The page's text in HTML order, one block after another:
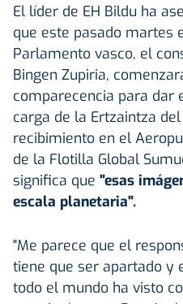
El líder de EH Bildu ha
que este pasado martes
Parlamento vasco, el
Bingen Zupiria,
comparecencia para dar
carga de la Ertzaintza
recibimiento en el
de la Flotilla Global
significa que "esas
escala planetaria".
"Me parece que el
tiene que ser apartado y
todo el mundo ha visto